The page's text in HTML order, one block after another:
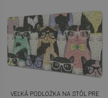
VEĽKÁ PODLOŽKA NA STÔL PRE